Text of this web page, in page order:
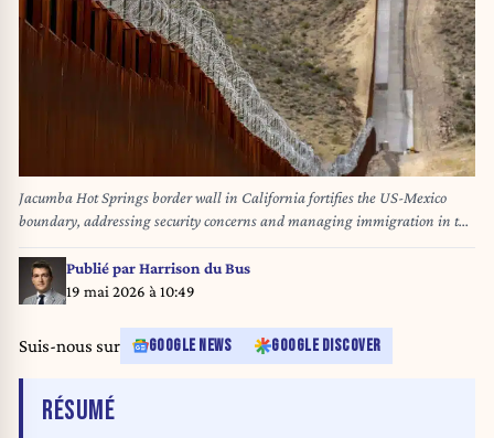
Jacumba Hot Springs border wall in California fortifies the US-Mexico
boundary, addressing security concerns and managing immigration in the
region
Publié parHarrison du Bus
19 mai 2026 à 10:49
Suis-nous sur GOOGLE NEWS GOOGLE DISCOVER
RÉSUMÉDE L'ARTICLE